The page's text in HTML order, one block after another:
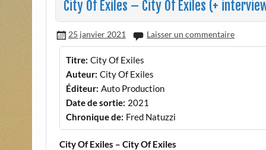
City Of Exiles – City Of Exiles (+
25 janvier 2021 Laisser un commentaire
Titre: City Of Exiles
Auteur: City Of Exiles
Éditeur: Auto Production
Date de sortie: 2021
Chronique de: Fred Natuzzi
City Of Exiles – City Of Exiles